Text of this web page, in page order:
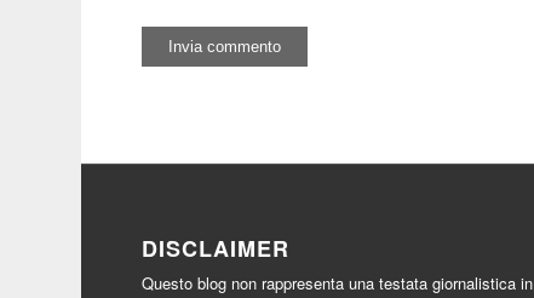
DISCLAIMER
Questo blog non rappresenta una testata giornalistica in